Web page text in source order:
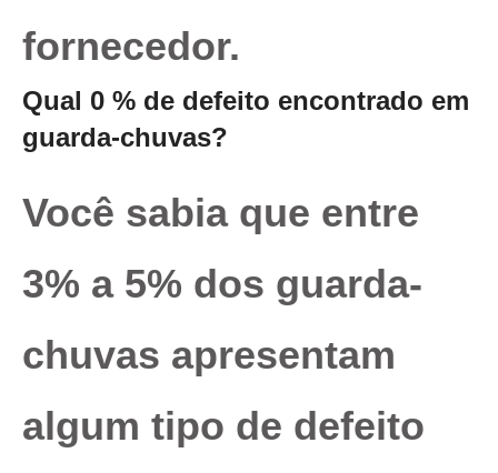
fornecedor.
Qual 0 % de defeito encontrado em
guarda-chuvas?
Você sabia que entre
3% a 5% dos guarda-
chuvas apresentam
algum tipo de defeito